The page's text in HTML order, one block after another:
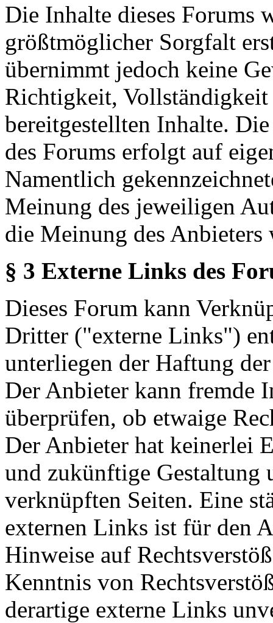
Die Inhalte dieses Forums
größtmöglicher Sorgfalt
übernimmt jedoch keine
Richtigkeit,
bereitgestellten Inhalte.
des Forums erfolgt auf
Namentlich
Meinung des jeweiligen
die Meinung des Anbieters
§ 3 Externe Links des
Dieses Forum kann
Dritter ("externe Links")
unterliegen der Haftung
Der Anbieter kann fremde
überprüfen, ob etwaige
Der Anbieter hat keinerlei
und zukünftige Gestaltung
verknüpften Seiten. Eine
externen Links ist für den
Hinweise auf
Kenntnis von
derartige externe Links